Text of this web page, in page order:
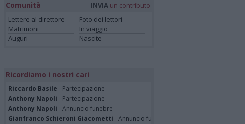
Comunità INVIA un contributo
Lettere al direttore
Foto dei lettori
Matrimoni
In viaggio
Auguri
Nascite
Ricordiamo i nostri cari
Riccardo Basile - Partecipazione
Anthony Napoli - Partecipazione
Anthony Napoli - Annuncio funebre
Gianfranco Schieroni Giacometti - Annuncio funebre